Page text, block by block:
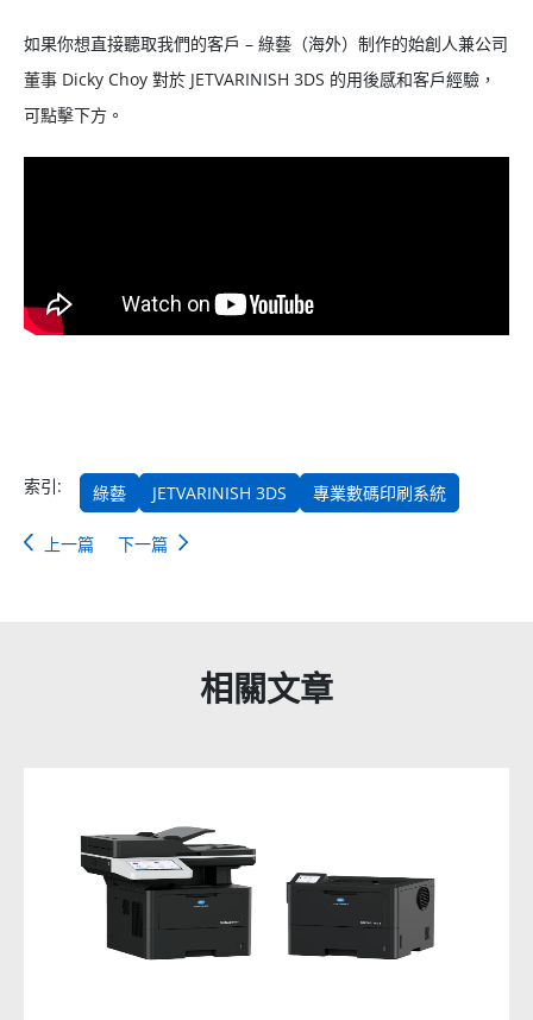
如果你想直接聽取我們的客戶 – 綠藝（海外）制作的始創人兼公司
董事 Dicky Choy 對於 JETVARINISH 3DS 的用後感和客戶經驗，
可點擊下方。
索引: 綠藝 JETVARINISH 3DS 專業數碼印刷系統
上一篇 下一篇
相關文章